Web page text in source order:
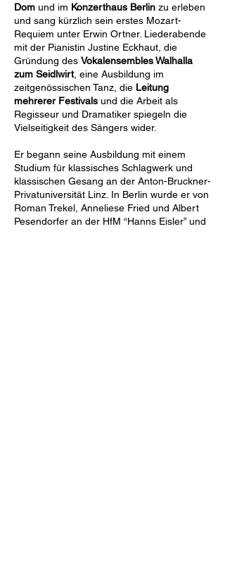
Dom und im Konzerthaus Berlin zu erleben
und sang kürzlich sein erstes Mozart-
Requiem unter Erwin Ortner. Liederabende
mit der Pianistin Justine Eckhaut, die
Gründung des Vokalensembles Walhalla
zum Seidlwirt, eine Ausbildung im
zeitgenössischen Tanz, die Leitung
mehrerer Festivals und die Arbeit als
Regisseur und Dramatiker spiegeln die
Vielseitigkeit des Sängers wider.
Er begann seine Ausbildung mit einem
Studium für klassisches Schlagwerk und
klassischen Gesang an der Anton-Bruckner-
Privatuniversität Linz. In Berlin wurde er von
Roman Trekel, Anneliese Fried und Albert
Pesendorfer an der HfM “Hanns Eisler” und